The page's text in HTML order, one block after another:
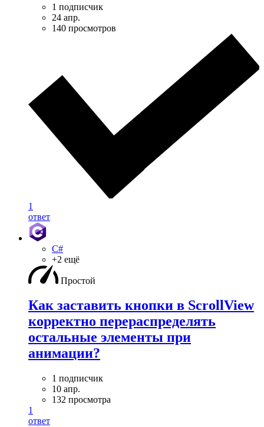
1 подписчик
24 апр.
140 просмотров
1
ответ
C#
+2 ещё
Простой
Как заставить кнопки в ScrollView
корректно перераспределять
остальные элементы при
анимации?
1 подписчик
10 апр.
132 просмотра
1
ответ